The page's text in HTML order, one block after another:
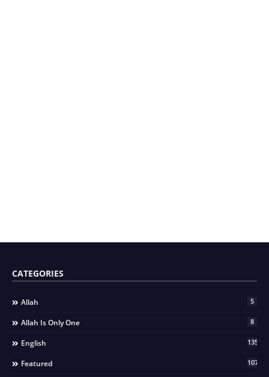
CATEGORIES
Allah 5
Allah Is Only One 8
English 135
Featured 107